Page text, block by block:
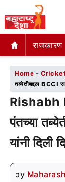
राजकारण
राजकारण
Home - Cricket
तब्येतीबद्दल BCCI
पंतच्या
यांनी दिली
by